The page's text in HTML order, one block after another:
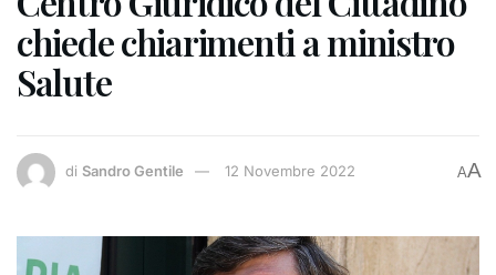
chiede chiarimenti a ministro
Salute
di Sandro Gentile 12 Novembre 2022 AA